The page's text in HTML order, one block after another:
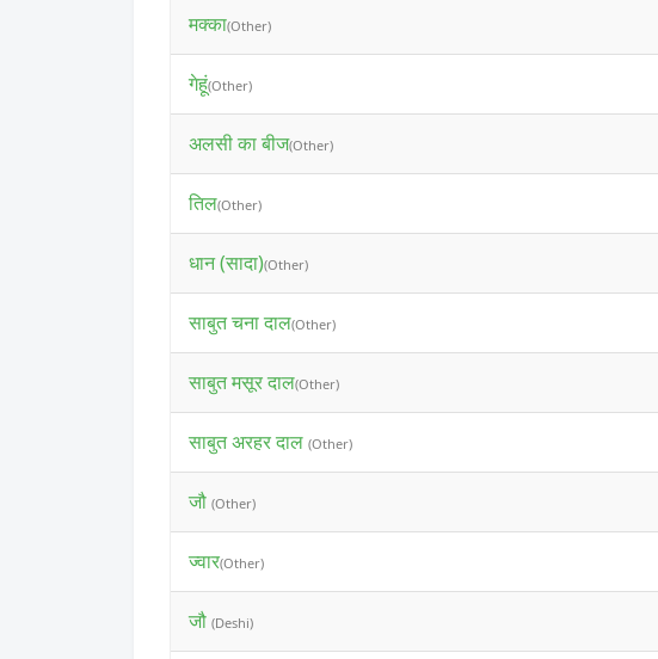
मक्का(Other)
गेहूं(Other)
अलसी का बीज(Other)
तिल(Other)
धान (सादा)(Other)
साबुत चना दाल(Other)
साबुत मसूर दाल(Other)
साबुत अरहर दाल (Other)
जौ (Other)
ज्वार(Other)
जौ (Deshi)